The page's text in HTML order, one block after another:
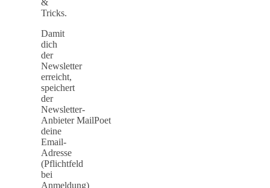
&
Tricks.
Damit
dich
der
Newsletter
erreicht,
speichert
der
Newsletter-
Anbieter MailPoet
deine
Email-
Adresse
(Pflichtfeld
bei
Anmeldung)